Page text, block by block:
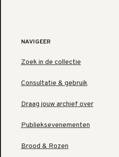
NAVIGEER
Zoek in de collectie
Consultatie & gebruik
Draag jouw archief over
Publieksevenementen
Brood & Rozen